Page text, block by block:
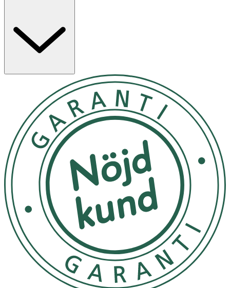
till att minska synligheten av finnar inom 6–8 timmar.
Produkten är fri från aktiva kemikalier, allergitestad och
passar alla hudtyper, även känslig hud.
Användning
· Rengör och torka huden runt finnen.
· Applicera ett plåster direkt på området.
· Låt sitta i 6–8 timmar eller tills plåstret blivit vitt.
· Avlägsna försiktigt.
Observera:
· Endast för utvärtes bruk.
· Använd inte på infekterade sår eller vid känd allergi
mot hydrokolloid.
· Avbryt användning vid irritation eller utslag.
· Använd inte om den sterila förpackningen är skadad.
· Återanvänd inte plåstret.